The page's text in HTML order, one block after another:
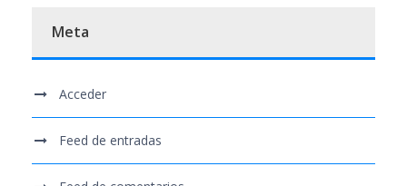
Meta
Acceder
Feed de entradas